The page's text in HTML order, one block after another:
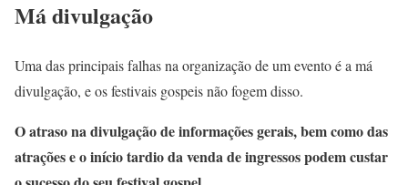
Má divulgação
Uma das principais falhas na organização de um evento é a má
divulgação, e os festivais gospeis não fogem disso.
O atraso na divulgação de informações gerais, bem como das
atrações e o início tardio da venda de ingressos podem custar